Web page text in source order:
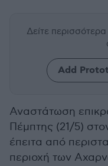
Δείτε
Add
Αναστάτωση
Πέμπτης (21/5)
έπειτα από
περιοχή των